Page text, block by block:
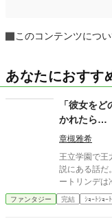
このコンテンツにつ
あなたにおすす
「彼女を
かれたら…
章槻雅希
王立学園で王
説にある話だ
ートリンデは
告することも
リンデは将来
ファンタジー 完結 ｼｮｰﾄｼｮｰﾄ